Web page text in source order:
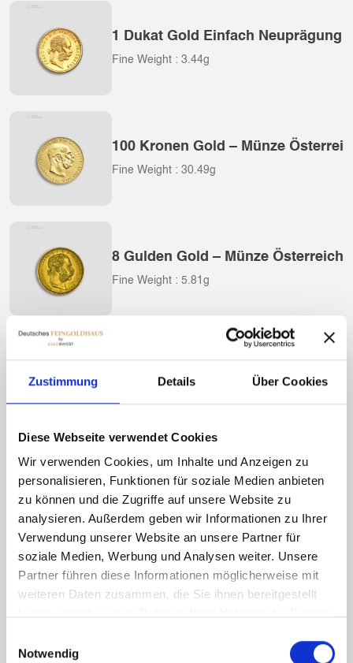
Zustimmung Details Über Cookies
Diese Webseite verwendet Cookies
Wir verwenden Cookies, um Inhalte und Anzeigen zu
personalisieren, Funktionen für soziale Medien anbieten
zu können und die Zugriffe auf unsere Website zu
analysieren. Außerdem geben wir Informationen zu Ihrer
Verwendung unserer Website an unsere Partner für
soziale Medien, Werbung und Analysen weiter. Unsere
Partner führen diese Informationen möglicherweise mit
weiteren Daten zusammen, die Sie ihnen bereitgestellt
Notwendig
1 Dukat Gold Einfach Neuprägung
Fine Weight : 3.44g
100 Kronen Gold – Münze
Fine Weight : 30.49g
8 Gulden Gold – Münze Österreich
Fine Weight : 5.81g
1/25 Unze Gold Wiener
Fine Weight : 1.24g
1/10 Unze Gold Wiener